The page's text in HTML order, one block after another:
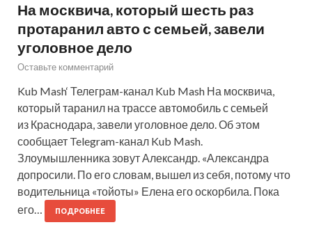
На москвича, который шесть раз
протаранил авто с семьей, завели
уголовное дело
Оставьте комментарий
Kub Mash‘ Телеграм-канал Kub Mash На москвича,
который таранил на трассе автомобиль с семьей
из Краснодара, завели уголовное дело. Об этом
сообщает Telegram-канал Kub Mash.
Злоумышленника зовут Александр. «Александра
допросили. По его словам, вышел из себя, потому что
водительница «тойоты» Елена его оскорбила. Пока
его…
ПОДРОБНЕЕ